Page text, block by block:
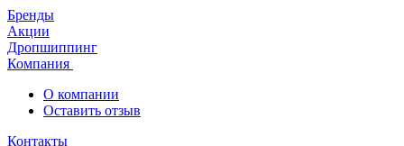
Бренды
Акции
Дропшиппинг
Компания
О компании
Оставить отзыв
Контакты